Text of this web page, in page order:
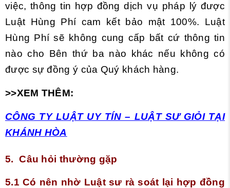
việc, thông tin hợp đồng dịch vụ pháp lý được
Luật Hùng Phí cam kết bảo mật 100%. Luật
Hùng Phí sẽ không cung cấp bất cứ thông tin
nào cho Bên thứ ba nào khác nếu không có
được sự đồng ý của Quý khách hàng.
>>XEM THÊM:
CÔNG TY LUẬT UY TÍN – LUẬT SƯ GIỎI TẠI
KHÁNH HÒA
5. Câu hỏi thường gặp
5.1 Có nên nhờ Luật sư rà soát lại hợp đồng